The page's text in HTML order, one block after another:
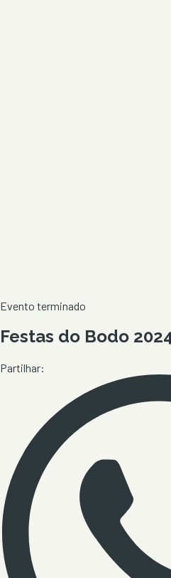
Evento terminado
Festas do Bodo
Partilhar: